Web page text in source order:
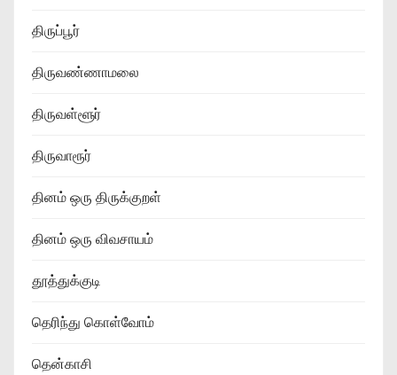
திருப்பூர்
திருவண்ணாமலை
திருவள்ளூர்
திருவாரூர்
தினம் ஒரு திருக்குறள்
தினம் ஒரு விவசாயம்
தூத்துக்குடி
தெரிந்து கொள்வோம்
தென்காசி